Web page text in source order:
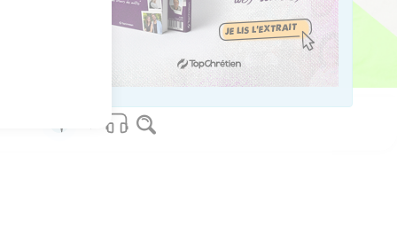
sur www.editionsbiblio.fr